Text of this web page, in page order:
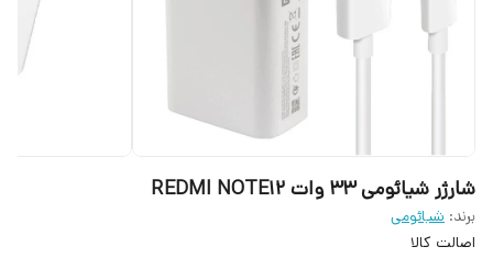
شارژر شیائومی 33 وات REDMI NOTE12
برند: شیائومی
اصالت کالا